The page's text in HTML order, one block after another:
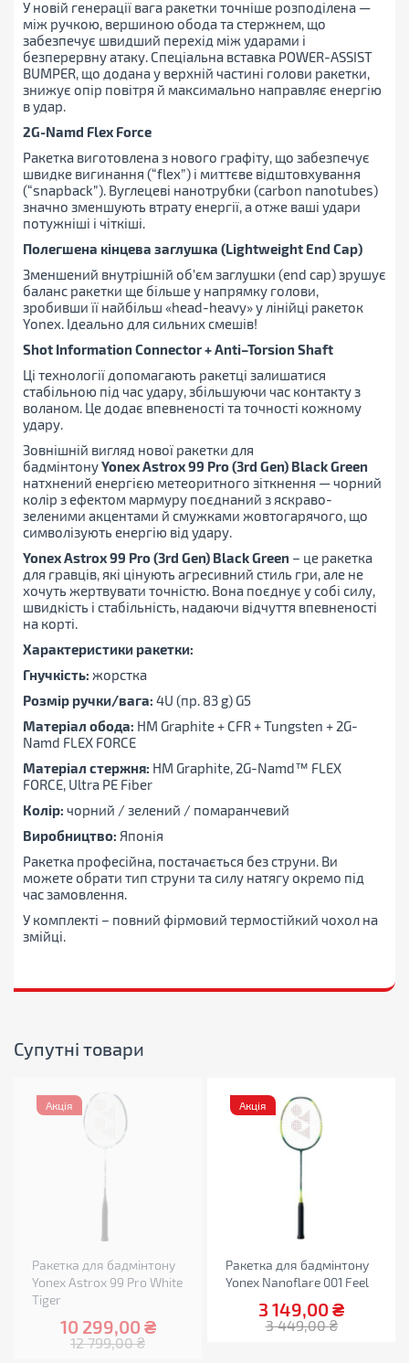
У новій генерації вага ракетки точніше розподілена —
між ручкою, вершиною обода та стержнем, що
забезпечує швидший перехід між ударами і
безперервну атаку. Спеціальна вставка POWER-ASSIST
BUMPER, що додана у верхній частині голови ракетки,
знижує опір повітря й максимально направляє енергію
в удар.
2G-Namd Flex Force
Ракетка виготовлена з нового графіту, що забезпечує
швидке вигинання (“flex”) і миттєве відштовхування
(“snapback”). Вуглецеві нанотрубки (carbon nanotubes)
значно зменшують втрату енергії, а отже ваші удари
потужніші і чіткіші.
Полегшена кінцева заглушка (Lightweight End Cap)
Зменшений внутрішній об’єм заглушки (end cap) зрушує
баланс ракетки ще більше у напрямку голови,
зробивши її найбільш «head-heavy» у лінійці ракеток
Yonex. Ідеально для сильних смешів!
Shot Information Connector+Anti–Torsion Shaft
Ці технології допомагають ракетці залишатися
стабільною під час удару, збільшуючи час контакту з
воланом. Це додає впевненості та точності кожному
удару.
Зовнішній вигляд нової ракетки для
бадмінтонуYonexAstrox99 Pro(3rd Gen) BlackGreen
натхнений енергією метеоритного зіткнення — чорний
колір з ефектом мармуру поєднаний з яскраво-
зеленими акцентами й смужками жовтогарячого, що
символізують енергію від удару.
YonexAstrox99 Pro(3rd Gen) BlackGreen – це ракетка
для гравців, які цінують агресивний стиль гри, але не
хочуть жертвувати точністю. Вона поєднує у собі силу,
швидкість і стабільність, надаючи відчуття впевненості
на корті.
Характеристики ракетки:
Гнучкість: жорстка
Розмір ручки/вага: 4U (пр. 83 g) G5
Матеріал обода: HM Graphite + CFR + Tungsten + 2G-
Namd FLEX FORCE
Матеріал стержня: HM Graphite, 2G-Namd™ FLEX
FORCE, Ultra PE Fiber
Колір: чорний / зелений / помаранчевий
Виробництво: Японія
Ракетка професійна, постачається без струни. Ви
можете обрати тип струни та силу натягу окремо під
час замовлення.
У комплекті – повний фірмовий термостійкий чохол на
змійці.
Супутні товари
Акція
Ракетка для бадмінтону
Yonex Astrox 99 Pro White
Tiger
10 299,00 ₴
12 799,00₴
Акція
Ракетка для бадмінтону
Yonex Nanoflare 001 Feel
3 149,00₴
3 449,00₴